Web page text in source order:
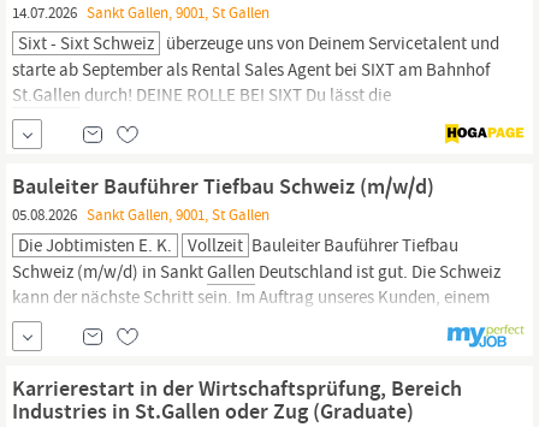
14.07.2026 Sankt Gallen, 9001, St Gallen
Sixt - Sixt Schweiz überzeuge uns von Deinem Servicetalent und
starte ab September als Rental Sales Agent bei SIXT am Bahnhof
St.Gallen durch! DEINE ROLLE BEI SIXT Du lässt die
Mobilitätswünsche unserer Kunden direkt in der Filiale wahr
werden und findest für jeden Kunden den passenden Mietwagen
Bauleiter Bauführer Tiefbau Schweiz (m/w/d)
05.08.2026 Sankt Gallen, 9001, St Gallen
Die Jobtimisten E. K. Vollzeit Bauleiter Bauführer Tiefbau
Schweiz (m/w/d) in SanktGallen Deutschland ist gut. Die Schweiz
kann der nächste Schritt sein. Im Auftrag unseres Kunden, einem
international erfolgreichen Bauunternehmen, suchen wir zum
nächstmöglichen Zeitpunkt einen erfahrenen Bauleiter /
Karrierestart in der Wirtschaftsprüfung, Bereich
Industries in St.Gallen oder Zug (Graduate)